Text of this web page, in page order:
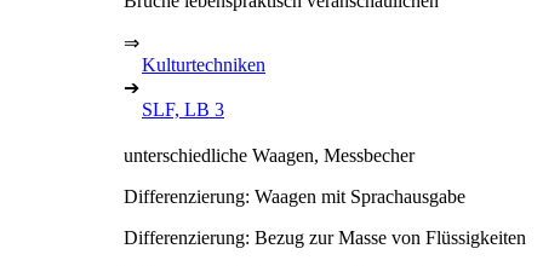
⇒
Kulturtechniken
➔
SLF, LB 3
unterschiedliche Waagen, Messbecher
Differenzierung: Waagen mit Sprachausgabe
Differenzierung: Bezug zur Masse von Flüssigkeiten